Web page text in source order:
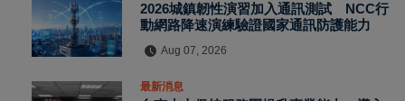
2026城鎮韌性演習加入通訊測試 NCC行
動網路降速演練驗證國家通訊防護能力
Aug 07, 2026
最新消息